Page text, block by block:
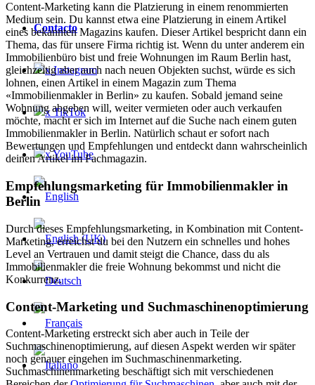
Contacto
x Instagram
x TikTok
x YouTube
Content-Marketing kann die Platzierung in einem renommierten
Medium sein. Du kannst etwa eine Platzierung in einem Artikel
eines bekannten Magazins kaufen. Dieser Artikel bespricht dann ein
Thema, das für unsere Firma richtig ist. Wenn du unter anderem ein
Immobilienbüro bist und freie Wohnungen im Raum Berlin hast,
gleichzeitig aber auch nach neuen Objekten suchst, würde es sich
lohnen, einen Artikel in einem Magazin zum Thema
«Immobilienmakler in Berlin» zu kaufen. Sobald jemand seine
Wohnung abgeben will, weiter vermieten oder auch verkaufen
möchte, macht er sich im Internet auf die Suche nach einem guten
Immobilienmakler in Berlin. Natürlich schaut er sofort nach
Bewertungen und Empfehlungen und entdeckt dann wahrscheinlich
deinen Artikel im Fachmagazin.
Empfehlungsmarketing für Immobilienmakler in
Berlin
Durch dieses Empfehlungsmarketing, in Kombination mit Content-
Marketing, erreichst du bei den Nutzern ein schnelles und hohes
Level an Vertrauen und damit steigt die Chance, dass du als
Immobilienmakler die freie Wohnung bekommst und nicht die
Konkurrenz.
Content-Marketing und Suchmaschinenoptimierung
Content-Marketing erstreckt sich aber auch in Teile der
Suchmaschinenoptimierung, auf diesen Aspekt werden wir später
noch genauer eingehen im Suchmaschinenmarketing.
Suchmaschinenmarketing beschäftigt sich mit verschiedenen